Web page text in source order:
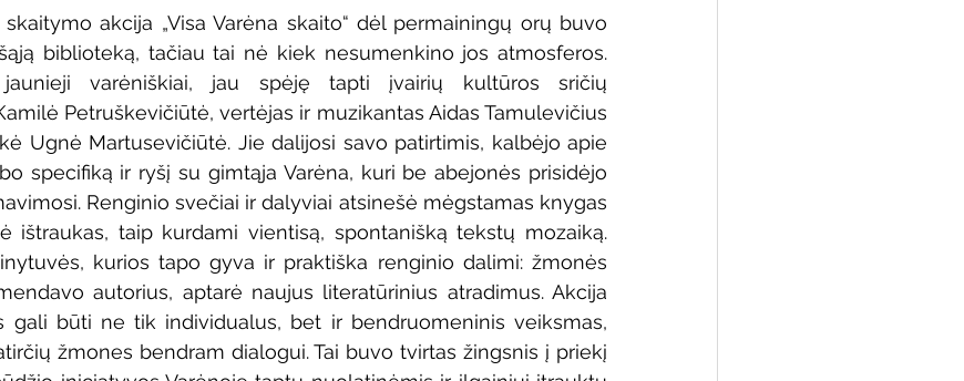
akcija „Visa Varėna skaito“ dėl permainingų orų buvo
biblioteką, tačiau tai nė kiek nesumenkino jos atmosferos.
jaunieji varėniškiai, jau spėję tapti įvairių kultūros sričių
Petruškevičiūtė, vertėjas ir muzikantas Aidas Tamulevičius
Ugnė Martusevičiūtė. Jie dalijosi savo patirtimis, kalbėjo apie
specifiką ir ryšį su gimtąja Varėna, kuri be abejonės prisidėjo
Renginio svečiai ir dalyviai atsinešė mėgstamas knygas
ištraukas, taip kurdami vientisą, spontanišką tekstų mozaiką.
kurios tapo gyva ir praktiška renginio dalimi: žmonės
autorius, aptarė naujus literatūrinius atradimus. Akcija
gali būti ne tik individualus, bet ir bendruomeninis veiksmas,
žmones bendram dialogui. Tai buvo tvirtas žingsnis į priekį